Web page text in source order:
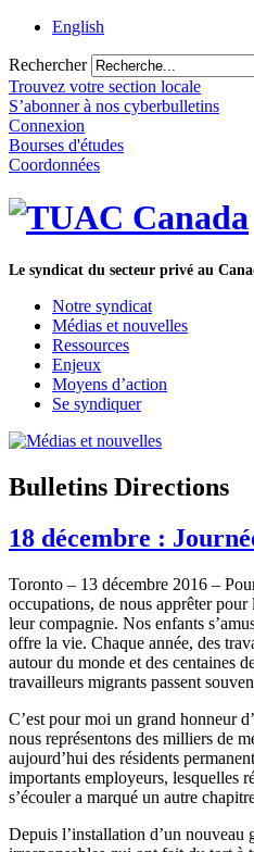
English
Rechercher
Trouvez votre section locale
S’abonner à nos cyberbulletins
Connexion
Bourses d'études
Coordonnées
Le syndicat du secteur privé au
Notre syndicat
Médias et nouvelles
Ressources
Enjeux
Moyens d’action
Se syndiquer
Bulletins Directions
18 décembre :
Toronto – 13 décembre 2016 –
occupations, de nous apprêter pour
leur compagnie. Nos enfants
offre la vie. Chaque année, des
autour du monde et des centaines
travailleurs migrants passent
C’est pour moi un grand honneur
nous représentons des milliers de
aujourd’hui des résidents
importants employeurs, lesquelles
s’écouler a marqué un autre
Depuis l’installation d’un nouveau